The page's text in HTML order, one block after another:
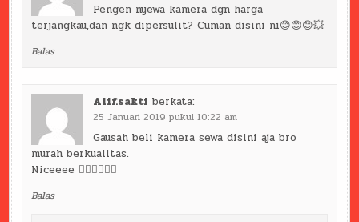
Pengen nyewa kamera dgn harga
terjangkau,dan ngk dipersulit? Cuman disini ni😊😊😊💥
Balas
Alif.sakti berkata:
25 Januari 2019 pukul 10:22 am
Gausah beli kamera sewa disini aja bro
murah berkualitas.
Niceeee 👌🏻👌🏻👌🏻
Balas